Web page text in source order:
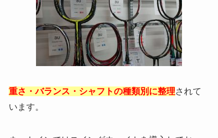
重さ・バランス・シャフトの種類別に整理されて
います。